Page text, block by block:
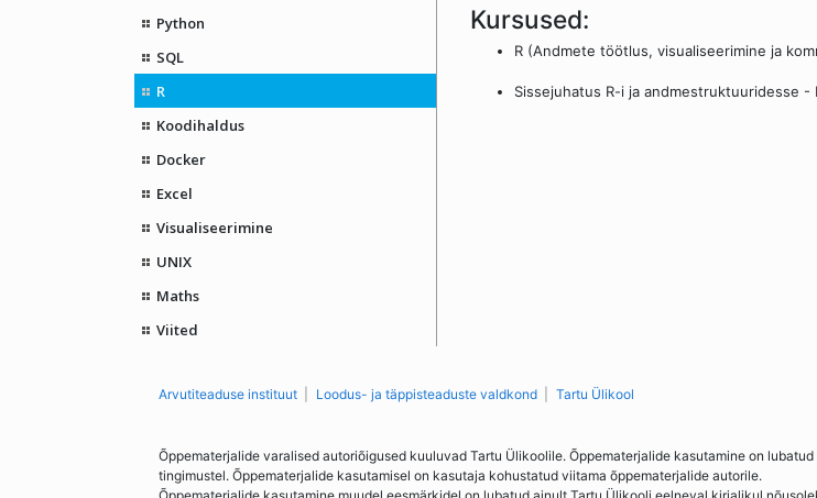
Python
SQL
R
Koodihaldus
Docker
Excel
Visualiseerimine
UNIX
Maths
Viited
Kursused:
R (Andmete töötlus, visualiseerimine ja
Sissejuhatus R-i ja andmestruktuuridesse -
Arvutiteaduse instituut Loodus- ja täppisteaduste valdkond Tartu Ülikool
Õppematerjalide varalised autoriõigused kuuluvad Tartu Ülikoolile. Õppematerjalide kasutamine on
tingimustel. Õppematerjalide kasutamisel on kasutaja kohustatud viitama õppematerjalide autorile.